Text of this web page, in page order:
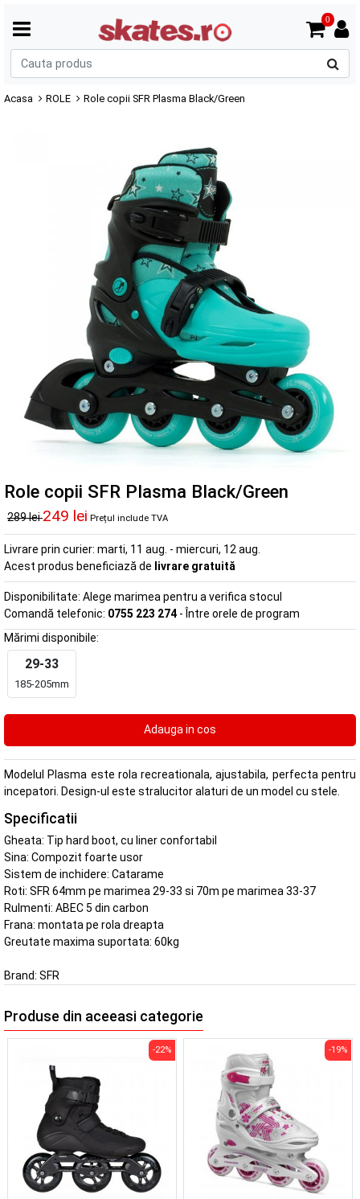
0
Acasa ROLE Role copii SFR Plasma Black/Green
Role copii SFR Plasma Black/Green
289 lei249 lei Prețul include TVA
Livrare prin curier: marti, 11 aug. - miercuri, 12 aug.
Acest produs beneficiază de livrare gratuită
Disponibilitate: Alege marimea pentru a verifica stocul
Comandă telefonic: 0755 223 274 - Între orele de program
Mărimi disponibile:
29-33
185-205mm
Modelul Plasma este rola recreationala, ajustabila, perfecta pentru
incepatori. Design-ul este stralucitor alaturi de un model cu stele.
Specificatii
Gheata: Tip hard boot, cu liner confortabil
Sina: Compozit foarte usor
Sistem de inchidere: Catarame
Roti: SFR 64mm pe marimea 29-33 si 70m pe marimea 33-37
Rulmenti: ABEC 5 din carbon
Frana: montata pe rola dreapta
Greutate maxima suportata: 60kg
Brand: SFR
Produse din aceeasi categorie
-22% -19%